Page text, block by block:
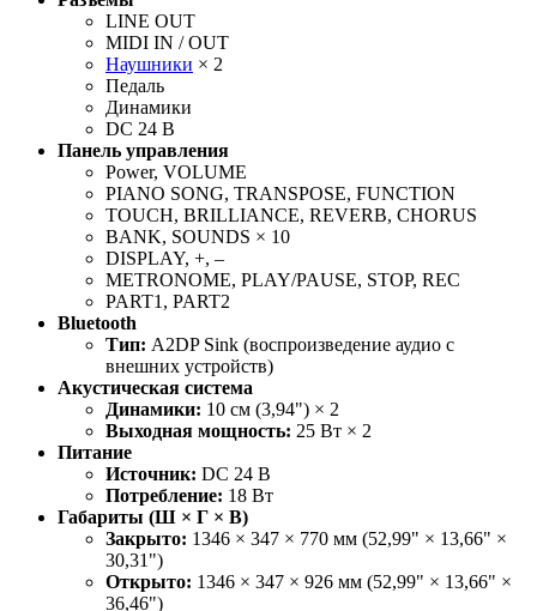
LINE OUT
MIDI IN / OUT
Наушники × 2
Педаль
Динамики
DC 24 В
Панель управления
Power, VOLUME
PIANO SONG, TRANSPOSE, FUNCTION
TOUCH, BRILLIANCE, REVERB, CHORUS
BANK, SOUNDS × 10
DISPLAY, +, –
METRONOME, PLAY/PAUSE, STOP, REC
PART1, PART2
Bluetooth
Тип: A2DP Sink (воспроизведение аудио с
внешних устройств)
Акустическая система
Динамики: 10 см (3,94") × 2
Выходная мощность: 25 Вт × 2
Питание
Источник: DC 24 В
Потребление: 18 Вт
Габариты (Ш × Г × В)
Закрыто: 1346 × 347 × 770 мм (52,99" × 13,66" ×
30,31")
Открыто: 1346 × 347 × 926 мм (52,99" × 13,66" ×
36,46")